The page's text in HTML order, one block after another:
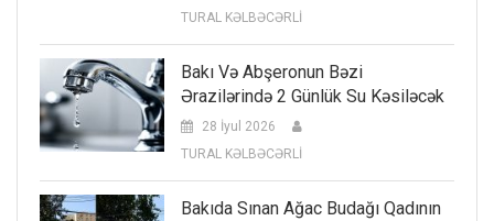
TURAL KƏLBƏCƏRLİ
Bakı Və Abşeronun Bəzi
Ərazilərində 2 Günlük Su Kəsiləcək
28 İyul 2026
TURAL KƏLBƏCƏRLİ
Bakıda Sınan Ağac Budağı Qadının